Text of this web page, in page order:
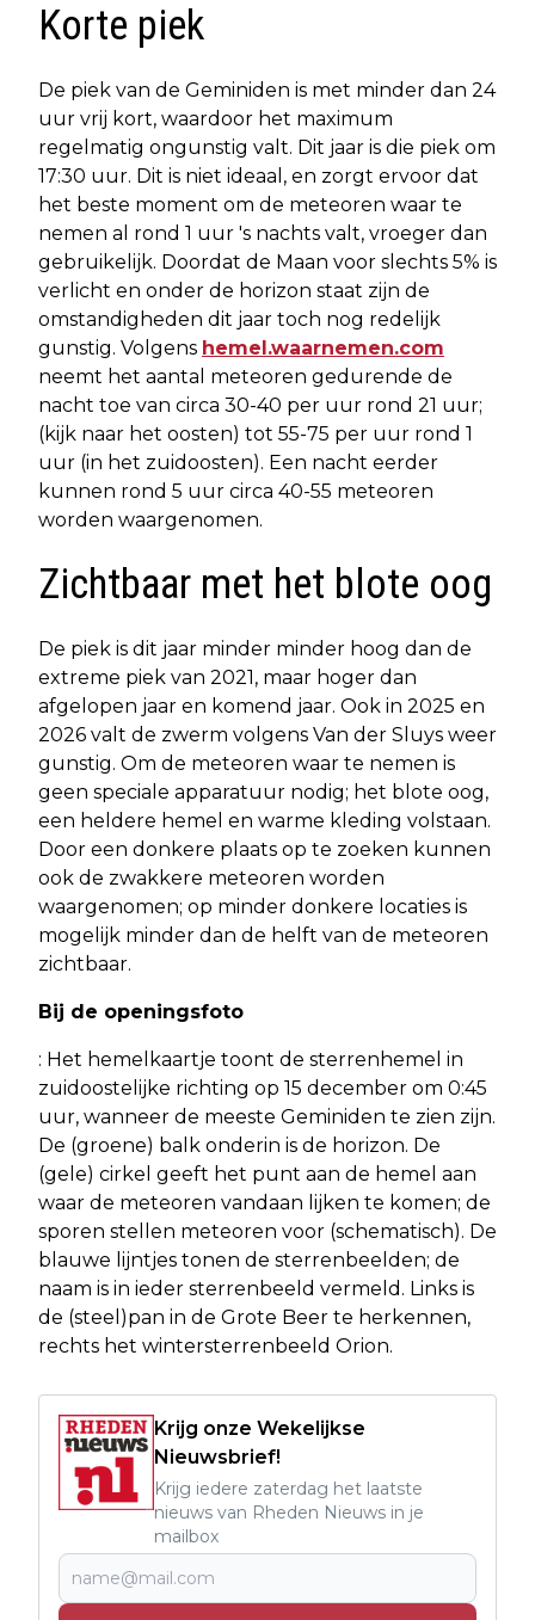
Korte piek
De piek van de Geminiden is met minder dan 24
uur vrij kort, waardoor het maximum
regelmatig ongunstig valt. Dit jaar is die piek om
17:30 uur. Dit is niet ideaal, en zorgt ervoor dat
het beste moment om de meteoren waar te
nemen al rond 1 uur 's nachts valt, vroeger dan
gebruikelijk. Doordat de Maan voor slechts 5% is
verlicht en onder de horizon staat zijn de
omstandigheden dit jaar toch nog redelijk
gunstig. Volgens hemel.waarnemen.com
neemt het aantal meteoren gedurende de
nacht toe van circa 30-40 per uur rond 21 uur;
(kijk naar het oosten) tot 55-75 per uur rond 1
uur (in het zuidoosten). Een nacht eerder
kunnen rond 5 uur circa 40-55 meteoren
worden waargenomen.
Zichtbaar met het blote oog
De piek is dit jaar minder minder hoog dan de
extreme piek van 2021, maar hoger dan
afgelopen jaar en komend jaar. Ook in 2025 en
2026 valt de zwerm volgens Van der Sluys weer
gunstig. Om de meteoren waar te nemen is
geen speciale apparatuur nodig; het blote oog,
een heldere hemel en warme kleding volstaan.
Door een donkere plaats op te zoeken kunnen
ook de zwakkere meteoren worden
waargenomen; op minder donkere locaties is
mogelijk minder dan de helft van de meteoren
zichtbaar.
Bij de openingsfoto
: Het hemelkaartje toont de sterrenhemel in
zuidoostelijke richting op 15 december om 0:45
uur, wanneer de meeste Geminiden te zien zijn.
De (groene) balk onderin is de horizon. De
(gele) cirkel geeft het punt aan de hemel aan
waar de meteoren vandaan lijken te komen; de
sporen stellen meteoren voor (schematisch). De
blauwe lijntjes tonen de sterrenbeelden; de
naam is in ieder sterrenbeeld vermeld. Links is
de (steel)pan in de Grote Beer te herkennen,
rechts het wintersterrenbeeld Orion.
Krijg onze Wekelijkse
Nieuwsbrief!
Krijg iedere zaterdag het laatste
nieuws van Rheden Nieuws in je
mailbox